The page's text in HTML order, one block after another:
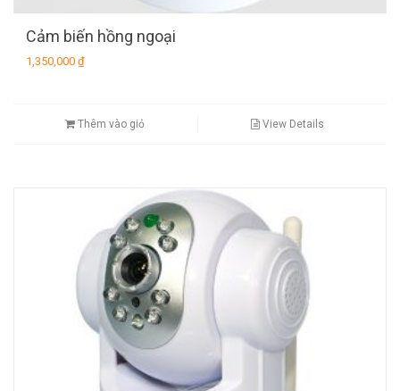
Cảm biến hồng ngoại
1,350,000 ₫
Thêm vào giỏ View Details